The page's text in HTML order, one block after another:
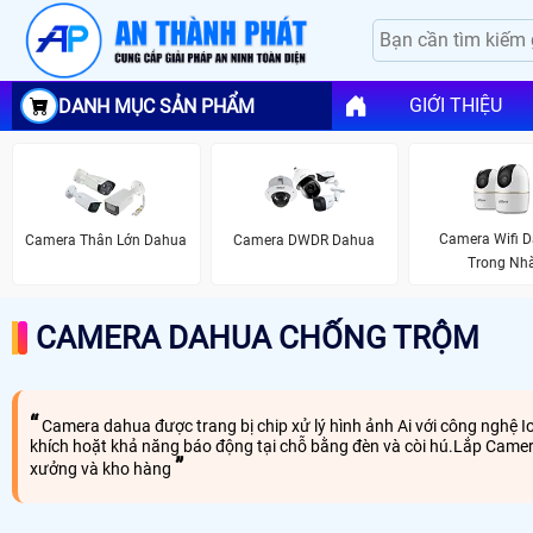
DANH MỤC SẢN PHẨM GIỚI THIỆU
Camera Thân Lớn Dahua Camera DWDR Dahua
Camera Wifi
Trong
CAMERA DAHUA CHỐNG TRỘM
Camera dahua được trang bị chip xử lý hình ảnh Ai với công
khích hoặt khả năng báo động tại chỗ bằng đèn và còi hú.Lắp
xưởng và kho hàng